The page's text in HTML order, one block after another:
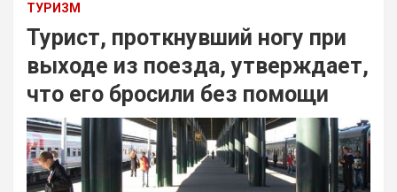
ТУРИЗМ
Турист, проткнувший ногу при
выходе из поезда, утверждает,
что его бросили без помощи